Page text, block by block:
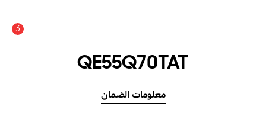
3
QE55Q70TAT
معلومات الضمان